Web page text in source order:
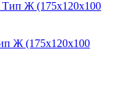
Ж (175x120x100